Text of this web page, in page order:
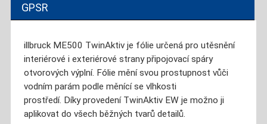
GPSR
illbruck ME500 TwinAktiv je fólie určená pro utěsnění
interiérové i exteriérové strany připojovací spáry
otvorových výplní. Fólie mění svou prostupnost vůči
vodním parám podle měnící se vlhkosti
prostředí. Díky provedení TwinAktiv EW je možno ji
aplikovat do všech běžných tvarů detailů.